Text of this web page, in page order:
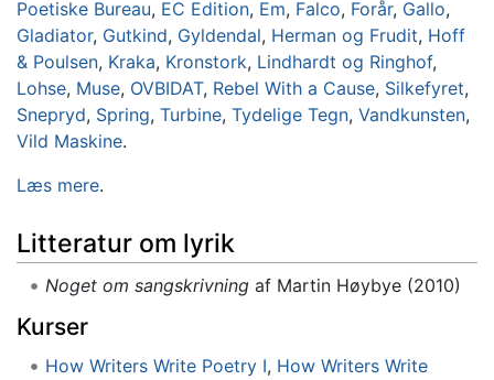
Poetiske Bureau, EC Edition, Em, Falco, Forår, Gallo,
Gladiator, Gutkind, Gyldendal, Herman og Frudit, Hoff
& Poulsen, Kraka, Kronstork, Lindhardt og Ringhof,
Lohse, Muse, OVBIDAT, Rebel With a Cause, Silkefyret,
Snepryd, Spring, Turbine, Tydelige Tegn, Vandkunsten,
Vild Maskine.
Læs mere.
Litteratur om lyrik
Noget om sangskrivningaf Martin Høybye (2010)
Kurser
How Writers Write Poetry I, How Writers Write